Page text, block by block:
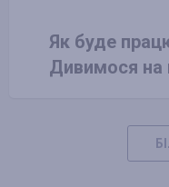
Як буде
Дивимося на